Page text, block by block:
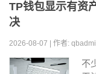
TP钱包显示有资
决
2026-08-07 | 作者:
不